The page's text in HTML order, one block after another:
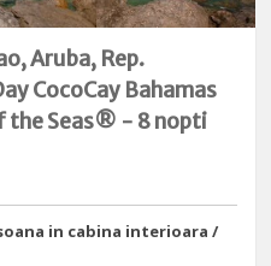
Aruba, Rep.
CocoCay Bahamas
the Seas® - 8 nopti
in cabina interioara /